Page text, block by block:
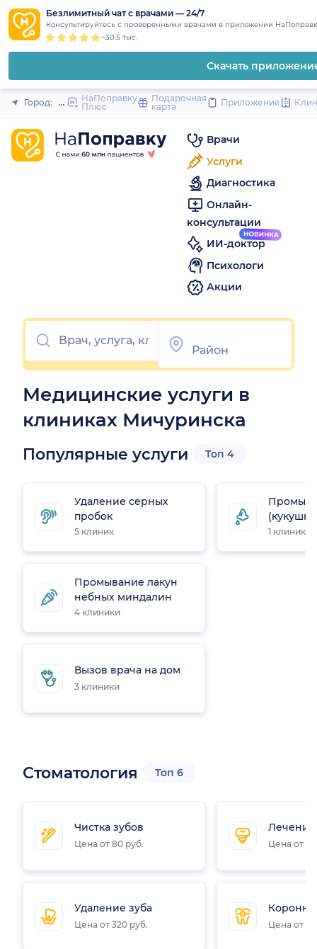
content
Безлимитный чат с врачами — 24/7
Консультируйтесь с проверенными врачами в приложении
~30.5 тыс.
Скачать
Закрыть
Город: МичуринскНаПоправку
Плюс
Подарочная
карта
Приложение
Врачи
Услуги
Диагностика
Онлайн-
консультации
ИИ-доктор
Психологи
Акции
Медицинские услуги в
клиниках Мичуринска
Популярные услуги Топ 4
Удаление серных
пробок
5 клиник
Промывание лакун
небных миндалин
4 клиники
Вызов врача на дом
3 клиники
1 клиника
Стоматология Топ 6
Чистка зубов
Цена от 80 руб.
Удаление зуба
Цена от 320 руб.
Лечение
Цена от
Коронки
Цена от